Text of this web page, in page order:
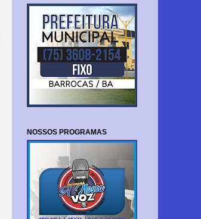
NOSSOS PROGRAMAS